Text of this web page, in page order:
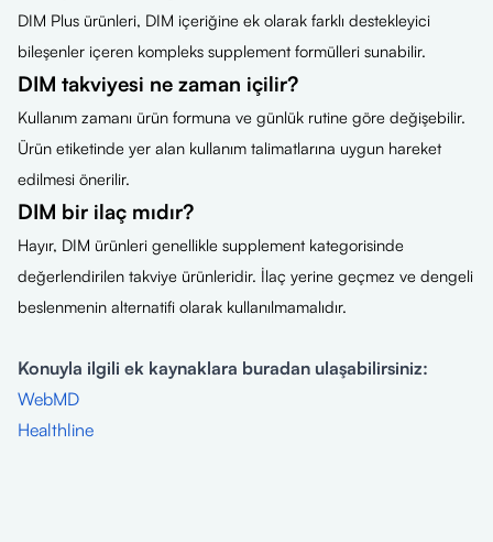
DIM Plus ürünleri, DIM içeriğine ek olarak farklı destekleyici
bileşenler içeren kompleks supplement formülleri sunabilir.
DIM takviyesi ne zaman içilir?
Kullanım zamanı ürün formuna ve günlük rutine göre değişebilir.
Ürün etiketinde yer alan kullanım talimatlarına uygun hareket
edilmesi önerilir.
DIM bir ilaç mıdır?
Hayır, DIM ürünleri genellikle supplement kategorisinde
değerlendirilen takviye ürünleridir. İlaç yerine geçmez ve dengeli
beslenmenin alternatifi olarak kullanılmamalıdır.
Konuyla ilgili ek kaynaklara buradan ulaşabilirsiniz:
WebMD
Healthline